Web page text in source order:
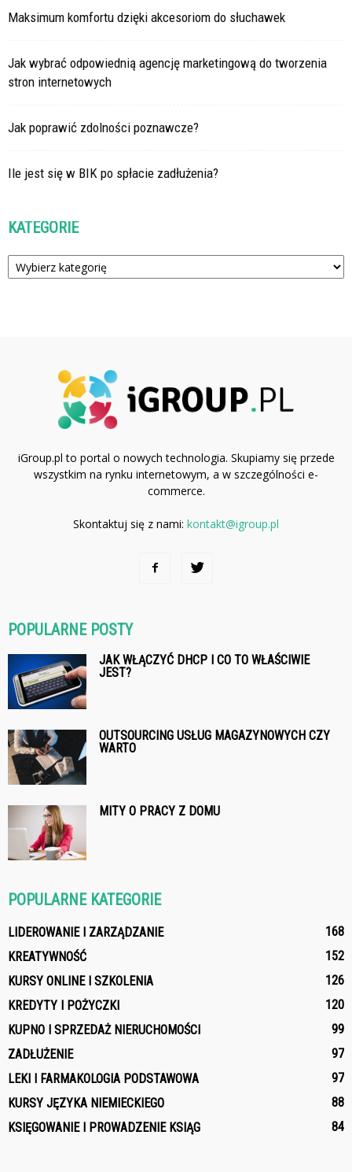
Maksimum komfortu dzięki akcesoriom do słuchawek
Jak wybrać odpowiednią agencję marketingową do tworzenia
stron internetowych
Jak poprawić zdolności poznawcze?
Ile jest się w BIK po spłacie zadłużenia?
KATEGORIE
Kategorie
iGroup.pl to portal o nowych technologia. Skupiamy się przede
wszystkim na rynku internetowym, a w szczególności e-
commerce.
Skontaktuj się z nami: kontakt@igroup.pl
POPULARNE POSTY
JAK WŁĄCZYĆ DHCP I CO TO WŁAŚCIWIE
JEST?
OUTSOURCING USŁUG MAGAZYNOWYCH CZY
WARTO
MITY O PRACY Z DOMU
POPULARNE KATEGORIE
LIDEROWANIE I ZARZĄDZANIE
168
KREATYWNOŚĆ
152
KURSY ONLINE I SZKOLENIA
126
KREDYTY I POŻYCZKI
120
KUPNO I SPRZEDAŻ NIERUCHOMOŚCI
99
ZADŁUŻENIE
97
LEKI I FARMAKOLOGIA PODSTAWOWA
97
KURSY JĘZYKA NIEMIECKIEGO
88
KSIĘGOWANIE I PROWADZENIE KSIĄG
84